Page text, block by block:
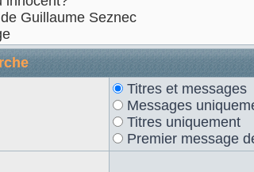
Titres et messages
Messages
Titres uniquement
Premier message